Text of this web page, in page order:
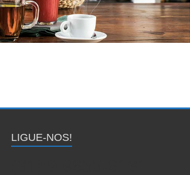
LIGUE-NOS!